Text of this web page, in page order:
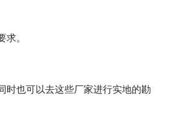
。
时也可以去这些厂家进行实地的勘